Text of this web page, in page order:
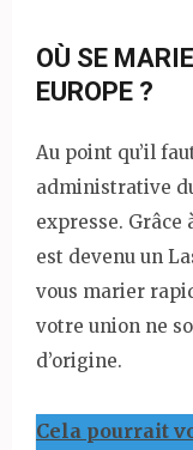
OÙ SE
EUROPE ?
Au point qu’il
administrative
expresse. Grâce
est devenu un
vous marier
votre union ne
d’origine.
Cela pourrait